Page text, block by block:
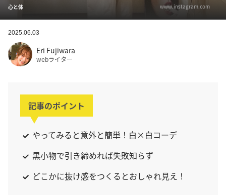
心と体 www.instagram.com
2025.06.03
Eri Fujiwara
webライター
記事のポイント
やってみると意外と簡単！白×白コーデ
黒小物で引き締めれば失敗知らず
どこかに抜け感をつくるとおしゃれ見え！